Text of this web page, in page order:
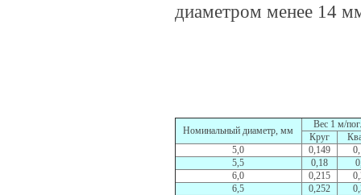
диаметром менее 14
Номинальный диаметр, мм
Вес 1 м/
Круг
5,0
0,149
5,5
0,18
6,0
0,215
6,5
0,252